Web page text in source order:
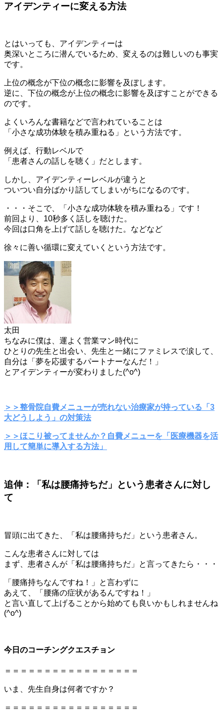
アイデンティーに変える方法
とはいっても、アイデンティーは
奥深いところに潜んでいるため、変えるのは難しいのも事実
です。
上位の概念が下位の概念に影響を及ぼします。
逆に、下位の概念が上位の概念に影響を及ぼすことができる
のです。
よくいろんな書籍などで言われていることは
「小さな成功体験を積み重ねる」という方法です。
例えば、行動レベルで
「患者さんの話しを聴く」だとします。
しかし、アイデンティーレベルが違うと
ついつい自分ばかり話してしまいがちになるのです。
・・・そこで、「小さな成功体験を積み重ねる」です！
前回より、10秒多く話しを聴けた。
今回は口角を上げて話しを聴けた。などなど
徐々に善い循環に変えていくという方法です。
太田
ちなみに僕は、運よく営業マン時代に
ひとりの先生と出会い、先生と一緒にファミレスで涙して、
自分は「夢を応援するパートナーなんだ！」
とアイデンティーが変わりました(^o^)
＞＞整骨院自費メニューが売れない治療家が持っている「3
大どうしよう」の対策法
＞＞ほこり被ってませんか？自費メニューを「医療機器を活
用して簡単に導入する方法」
追伸：「私は腰痛持ちだ」という患者さんに対し
て
冒頭に出てきた、「私は腰痛持ちだ」という患者さん。
こんな患者さんに対しては
まず、患者さんが「私は腰痛持ちだ」と言ってきたら・・・
「腰痛持ちなんですね！」と言わずに
あえて、「腰痛の症状があるんですね！」
と言い直して上げることから始めても良いかもしれませんね
(^o^)
今日のコーチングクエスチョン
＝＝＝＝＝＝＝＝＝＝＝＝＝＝＝＝＝
いま、先生自身は何者ですか？
＝＝＝＝＝＝＝＝＝＝＝＝＝＝＝＝＝